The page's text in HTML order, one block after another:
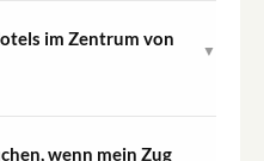
oder
im Zentrum von
▼
wenn mein Zug